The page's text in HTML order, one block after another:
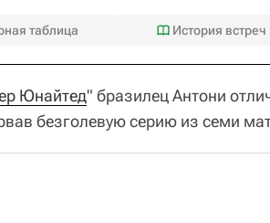
таблица История встреч
Юнайтед" бразилец Антони
безголевую серию из семи